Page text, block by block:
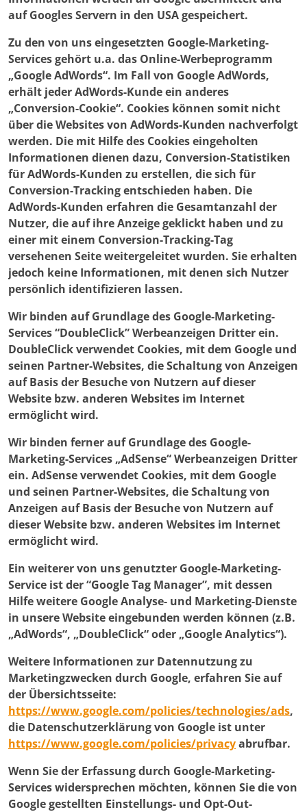
auf Googles Servern in den USA gespeichert.
Zu den von uns eingesetzten Google-Marketing-
Services gehört u.a. das Online-Werbeprogramm
„Google AdWords“. Im Fall von Google AdWords,
erhält jeder AdWords-Kunde ein anderes
„Conversion-Cookie“. Cookies können somit nicht
über die Websites von AdWords-Kunden nachverfolgt
werden. Die mit Hilfe des Cookies eingeholten
Informationen dienen dazu, Conversion-Statistiken
für AdWords-Kunden zu erstellen, die sich für
Conversion-Tracking entschieden haben. Die
AdWords-Kunden erfahren die Gesamtanzahl der
Nutzer, die auf ihre Anzeige geklickt haben und zu
einer mit einem Conversion-Tracking-Tag
versehenen Seite weitergeleitet wurden. Sie erhalten
jedoch keine Informationen, mit denen sich Nutzer
persönlich identifizieren lassen.
Wir binden auf Grundlage des Google-Marketing-
Services “DoubleClick” Werbeanzeigen Dritter ein.
DoubleClick verwendet Cookies, mit dem Google und
seinen Partner-Websites, die Schaltung von Anzeigen
auf Basis der Besuche von Nutzern auf dieser
Website bzw. anderen Websites im Internet
ermöglicht wird.
Wir binden ferner auf Grundlage des Google-
Marketing-Services „AdSense“ Werbeanzeigen Dritter
ein. AdSense verwendet Cookies, mit dem Google
und seinen Partner-Websites, die Schaltung von
Anzeigen auf Basis der Besuche von Nutzern auf
dieser Website bzw. anderen Websites im Internet
ermöglicht wird.
Ein weiterer von uns genutzter Google-Marketing-
Service ist der “Google Tag Manager”, mit dessen
Hilfe weitere Google Analyse- und Marketing-Dienste
in unsere Website eingebunden werden können (z.B.
„AdWords“, „DoubleClick“ oder „Google Analytics“).
Weitere Informationen zur Datennutzung zu
Marketingzwecken durch Google, erfahren Sie auf
der Übersichtsseite:
https://www.google.com/policies/technologies/ads,
die Datenschutzerklärung von Google ist unter
https://www.google.com/policies/privacyabrufbar.
Wenn Sie der Erfassung durch Google-Marketing-
Services widersprechen möchten, können Sie die von
Google gestellten Einstellungs- und Opt-Out-